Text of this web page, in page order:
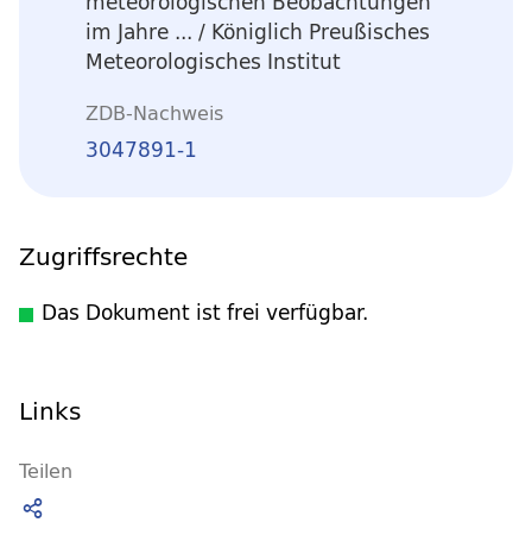
im Jahre ... / Königlich Preußisches
Meteorologisches Institut
ZDB-Nachweis
3047891-1
Zugriffsrechte
Das Dokument ist frei verfügbar.
Links
Teilen